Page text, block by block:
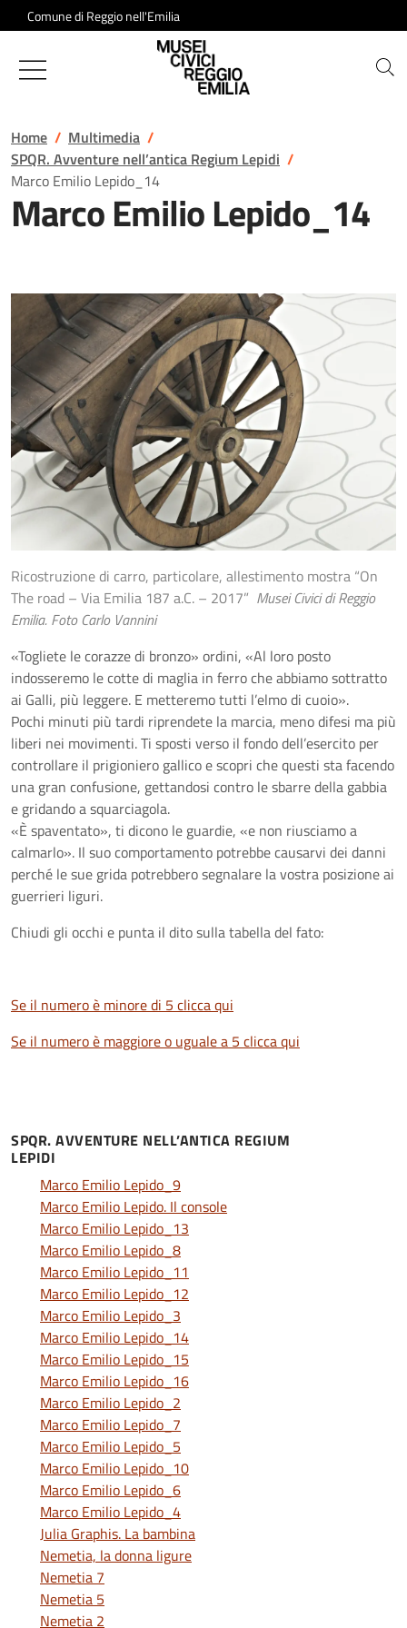
Salta al contenuto
Comune di Reggio nell'Emilia
Musei Civici di Reggio Emilia
Home
Multimedia
SPQR. Avventure nell’antica Regium Lepidi
Marco Emilio Lepido_14
Marco Emilio Lepido_14
Ricostruzione di carro, particolare, allestimento mostra “On
The road – Via Emilia 187 a.C. – 2017” Musei Civici di Reggio
Emilia. Foto Carlo Vannini
«Togliete le corazze di bronzo» ordini, «Al loro posto
indosseremo le cotte di maglia in ferro che abbiamo sottratto
ai Galli, più leggere. E metteremo tutti l’elmo di cuoio».
Pochi minuti più tardi riprendete la marcia, meno difesi ma più
liberi nei movimenti. Ti sposti verso il fondo dell’esercito per
controllare il prigioniero gallico e scopri che questi sta facendo
una gran confusione, gettandosi contro le sbarre della gabbia
e gridando a squarciagola.
«È spaventato», ti dicono le guardie, «e non riusciamo a
calmarlo». Il suo comportamento potrebbe causarvi dei danni
perché le sue grida potrebbero segnalare la vostra posizione ai
guerrieri liguri.
Chiudi gli occhi e punta il dito sulla tabella del fato:
Se il numero è minore di 5 clicca qui
Se il numero è maggiore o uguale a 5 clicca qui
SPQR. AVVENTURE NELL’ANTICA REGIUM
LEPIDI
Marco Emilio Lepido_9
Marco Emilio Lepido. Il console
Marco Emilio Lepido_13
Marco Emilio Lepido_8
Marco Emilio Lepido_11
Marco Emilio Lepido_12
Marco Emilio Lepido_3
Marco Emilio Lepido_14
Marco Emilio Lepido_15
Marco Emilio Lepido_16
Marco Emilio Lepido_2
Marco Emilio Lepido_7
Marco Emilio Lepido_5
Marco Emilio Lepido_10
Marco Emilio Lepido_6
Marco Emilio Lepido_4
Julia Graphis. La bambina
Nemetia, la donna ligure
Nemetia 7
Nemetia 5
Nemetia 2